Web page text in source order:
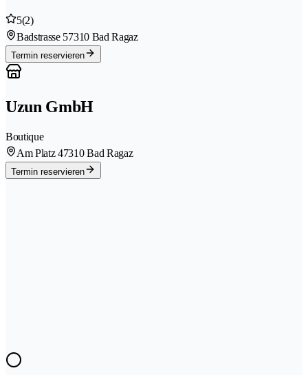
5(2)
Badstrasse 57310 Bad Ragaz
Termin reservieren
Uzun GmbH
Boutique
Am Platz 47310 Bad Ragaz
Termin reservieren